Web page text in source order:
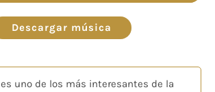
de
audio
Descargar música
es uno de los más interesantes de la